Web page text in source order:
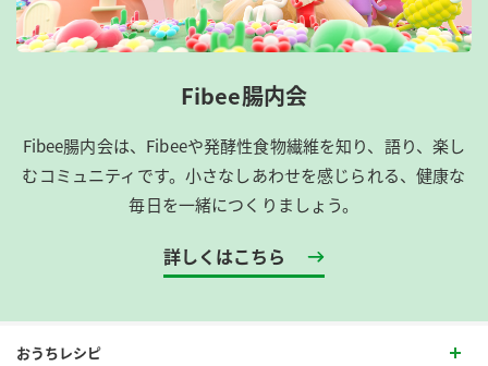
Fibee腸内会
Fibee腸内会は、​Fibeeや発酵性食物繊維を知り、語り、楽し
むコミュニティです。​小さなしあわせを感じられる、健康な
毎日を一緒につくりましょう。
詳しくはこちら
おうちレシピ